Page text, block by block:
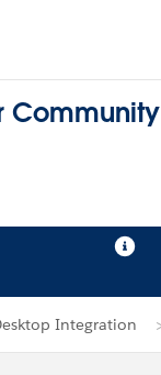
Community
Integration